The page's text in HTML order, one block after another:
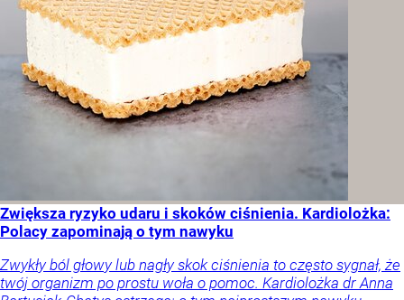
Zwiększa ryzyko udaru i skoków ciśnienia. Kardiolożka:
Polacy zapominają o tym nawyku
Zwykły ból głowy lub nagły skok ciśnienia to często sygnał, że
twój organizm po prostu woła o pomoc. Kardiolożka dr Anna